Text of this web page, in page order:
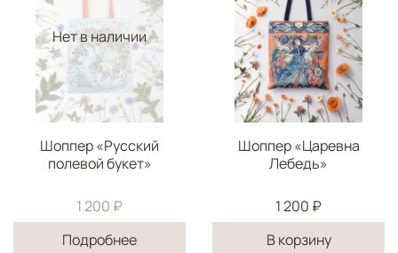
Нет в наличии
Шоппер «Русский
полевой букет»
1 200 ₽
Подробнее
Шоппер «Царевна
Лебедь»
1 200 ₽
В корзину